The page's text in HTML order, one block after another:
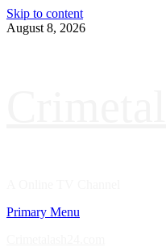
Skip to content
August 8, 2026
Primary Menu